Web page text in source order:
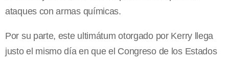
ataques con armas químicas.
Por su parte, este ultimátum otorgado por Kerry llega
justo el mismo día en que el Congreso de los Estados